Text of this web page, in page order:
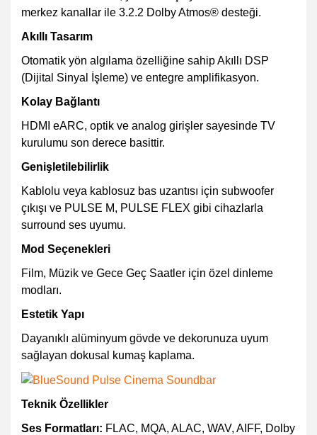
merkez kanallar ile 3.2.2 Dolby Atmos® desteği.
Akıllı Tasarım
Otomatik yön algılama özelliğine sahip Akıllı DSP
(Dijital Sinyal İşleme) ve entegre amplifikasyon.
Kolay Bağlantı
HDMI eARC, optik ve analog girişler sayesinde TV
kurulumu son derece basittir.
Genişletilebilirlik
Kablolu veya kablosuz bas uzantısı için subwoofer
çıkışı ve PULSE M, PULSE FLEX gibi cihazlarla
surround ses uyumu.
Mod Seçenekleri
Film, Müzik ve Gece Geç Saatler için özel dinleme
modları.
Estetik Yapı
Dayanıklı alüminyum gövde ve dekorunuza uyum
sağlayan dokusal kumaş kaplama.
Teknik Özellikler
Ses Formatları: FLAC, MQA, ALAC, WAV, AIFF, Dolby